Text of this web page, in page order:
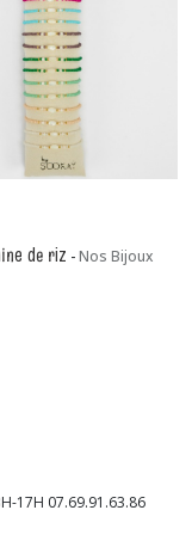
de riz -Nos Bijoux
17H 07.69.91.63.86